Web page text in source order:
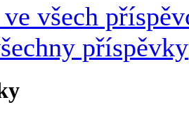
všech
příspěvky